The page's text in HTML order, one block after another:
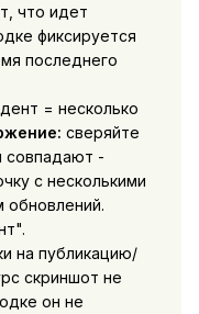
что идет
фиксируется
последнего
= несколько
сверяйте
совпадают -
с несколькими
обновлений.
на публикацию/
скриншот не
он не